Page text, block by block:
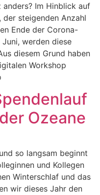
anders? Im Hinblick auf
steigenden Anzahl
Ende der Corona-
werden diese
diesem Grund haben
Workshop
Ozeane
so langsam beginnt
und Kollegen
Winterschlaf und das
wir dieses Jahr den